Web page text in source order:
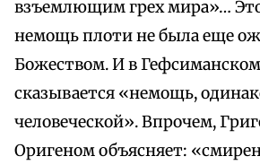
взъемлющим грех мира»…
немощь плоти не была еще
Божеством. И в
сказывается «немощь,
человеческой». Впрочем,
Оригеном объясняет: